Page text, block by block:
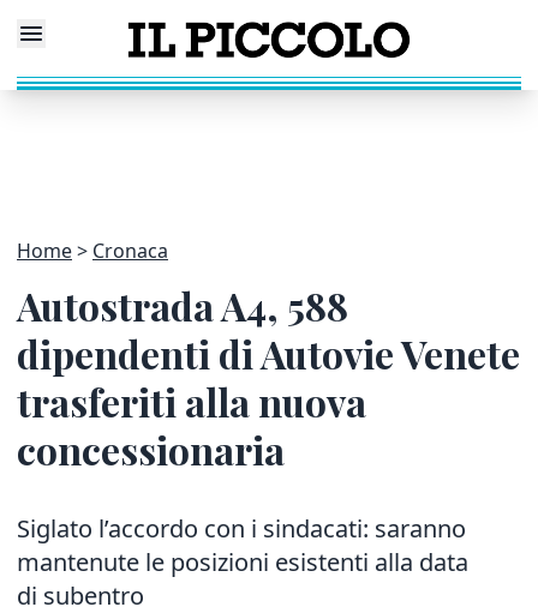
Home Cronaca
Autostrada A4, 588
dipendenti di Autovie Venete
trasferiti alla nuova
concessionaria
Siglato l’accordo con i sindacati: saranno
mantenute le posizioni esistenti alla data
di subentro